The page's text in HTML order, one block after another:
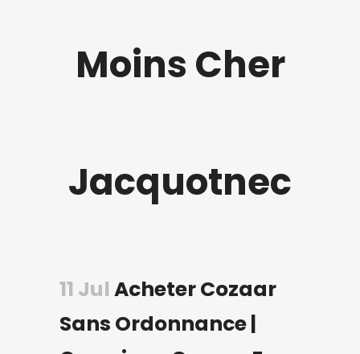
Moins Cher
Jacquotnec
11 Jul Acheter Cozaar
Sans Ordonnance |